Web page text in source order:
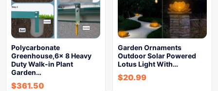
Polycarbonate
Greenhouse,6x 8 Heavy
Duty Walk-in Plant
Garden…
$361.50
Garden Ornaments
Outdoor Solar Powered
Lotus Light With…
$20.99